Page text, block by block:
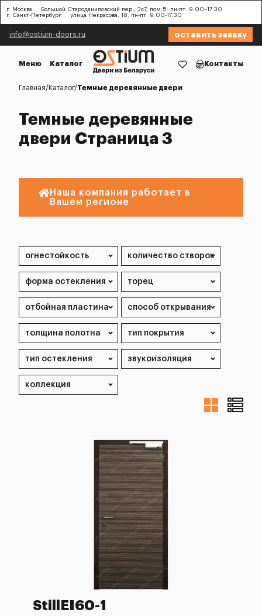
г. Москва
Большой Староданиловский пер., 2с7, пом.5. пн-пт: 9:00–17:30
г. Санкт-Петербург
улица Некрасова, 18. пн-пт: 9:00-17:30
info@ostium-doors.ru оставить заявку
Меню Каталог Контакты
Главная Каталог Темные деревянные двери
Темные деревянные
двери Страница 3
Наша компания работает в
Вашем регионе
StillEI60-1